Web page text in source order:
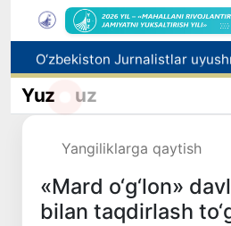
Yuz uz
Yangiliklarga qaytish
«Mard o‘g‘lon»
bilan taqdirlash